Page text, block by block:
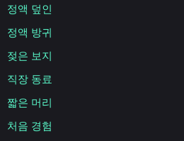
정액 덮인
정액 방귀
젖은 보지
직장 동료
짧은 머리
처음 경험